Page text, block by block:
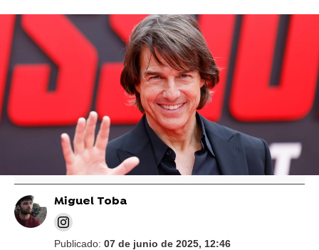
Vídeo: Paramount Pictures | Foto: Gtres
Así habla Tom Cruise sobre Ana de Armas
y esta es la reacción de la actriz: Tras los
rumores de romance
Miguel Toba
Publicado: 07 de junio de 2025, 12:46